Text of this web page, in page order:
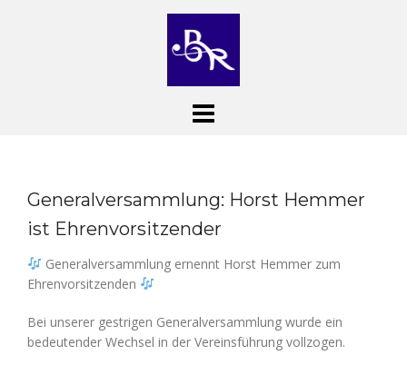
Generalversammlung: Horst Hemmer
ist Ehrenvorsitzender
Generalversammlung ernennt Horst Hemmer zum
Ehrenvorsitzenden
Bei unserer gestrigen Generalversammlung wurde ein
bedeutender Wechsel in der Vereinsführung vollzogen.